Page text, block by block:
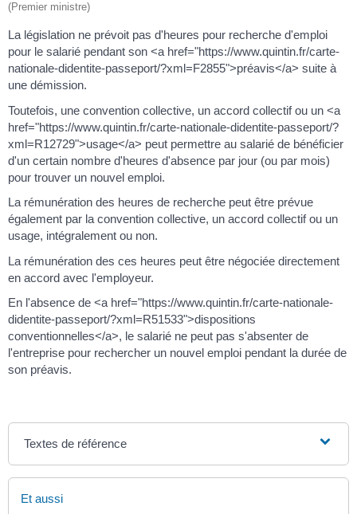
(Premier ministre)
La législation ne prévoit pas d'heures pour recherche d'emploi
pour le salarié pendant son <a href="https://www.quintin.fr/carte-
nationale-didentite-passeport/?xml=F2855">préavis</a> suite à
une démission.
Toutefois, une convention collective, un accord collectif ou un <a
href="https://www.quintin.fr/carte-nationale-didentite-passeport/?
xml=R12729">usage</a> peut permettre au salarié de bénéficier
d'un certain nombre d'heures d'absence par jour (ou par mois)
pour trouver un nouvel emploi.
La rémunération des heures de recherche peut être prévue
également par la convention collective, un accord collectif ou un
usage, intégralement ou non.
La rémunération des ces heures peut être négociée directement
en accord avec l'employeur.
En l'absence de <a href="https://www.quintin.fr/carte-nationale-
didentite-passeport/?xml=R51533">dispositions
conventionnelles</a>, le salarié ne peut pas s'absenter de
l'entreprise pour rechercher un nouvel emploi pendant la durée de
son préavis.
Textes de référence
Et aussi